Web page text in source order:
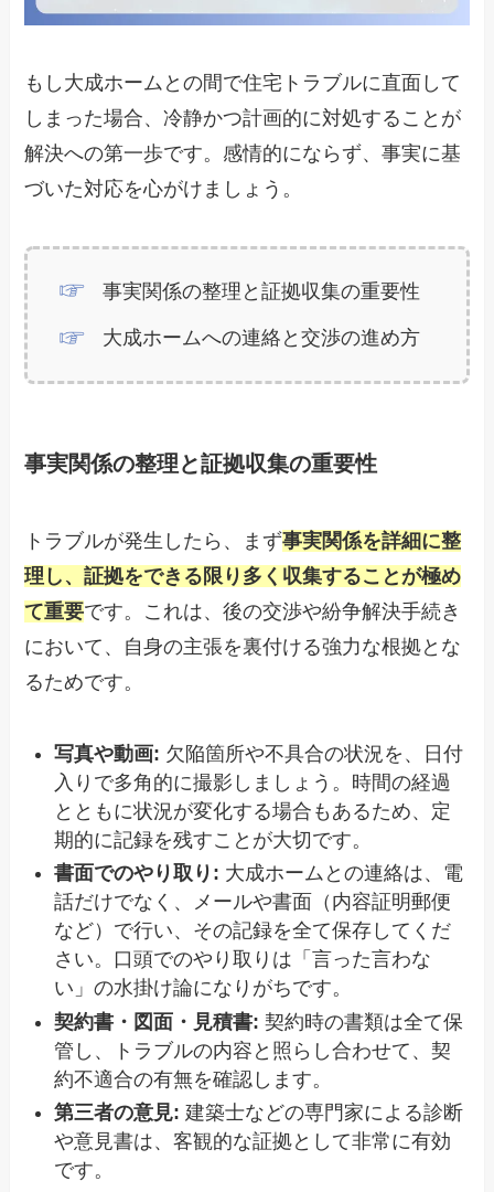
もし大成ホームとの間で住宅トラブルに直面して
しまった場合、冷静かつ計画的に対処することが
解決への第一歩です。感情的にならず、事実に基
づいた対応を心がけましょう。
事実関係の整理と証拠収集の重要性
大成ホームへの連絡と交渉の進め方
事実関係の整理と証拠収集の重要性
トラブルが発生したら、まず事実関係を詳細に整
理し、証拠をできる限り多く収集することが極め
て重要です。これは、後の交渉や紛争解決手続き
において、自身の主張を裏付ける強力な根拠とな
るためです。
写真や動画: 欠陥箇所や不具合の状況を、日付
入りで多角的に撮影しましょう。時間の経過
とともに状況が変化する場合もあるため、定
期的に記録を残すことが大切です。
書面でのやり取り: 大成ホームとの連絡は、電
話だけでなく、メールや書面（内容証明郵便
など）で行い、その記録を全て保存してくだ
さい。口頭でのやり取りは「言った言わな
い」の水掛け論になりがちです。
契約書・図面・見積書: 契約時の書類は全て保
管し、トラブルの内容と照らし合わせて、契
約不適合の有無を確認します。
第三者の意見: 建築士などの専門家による診断
や意見書は、客観的な証拠として非常に有効
です。